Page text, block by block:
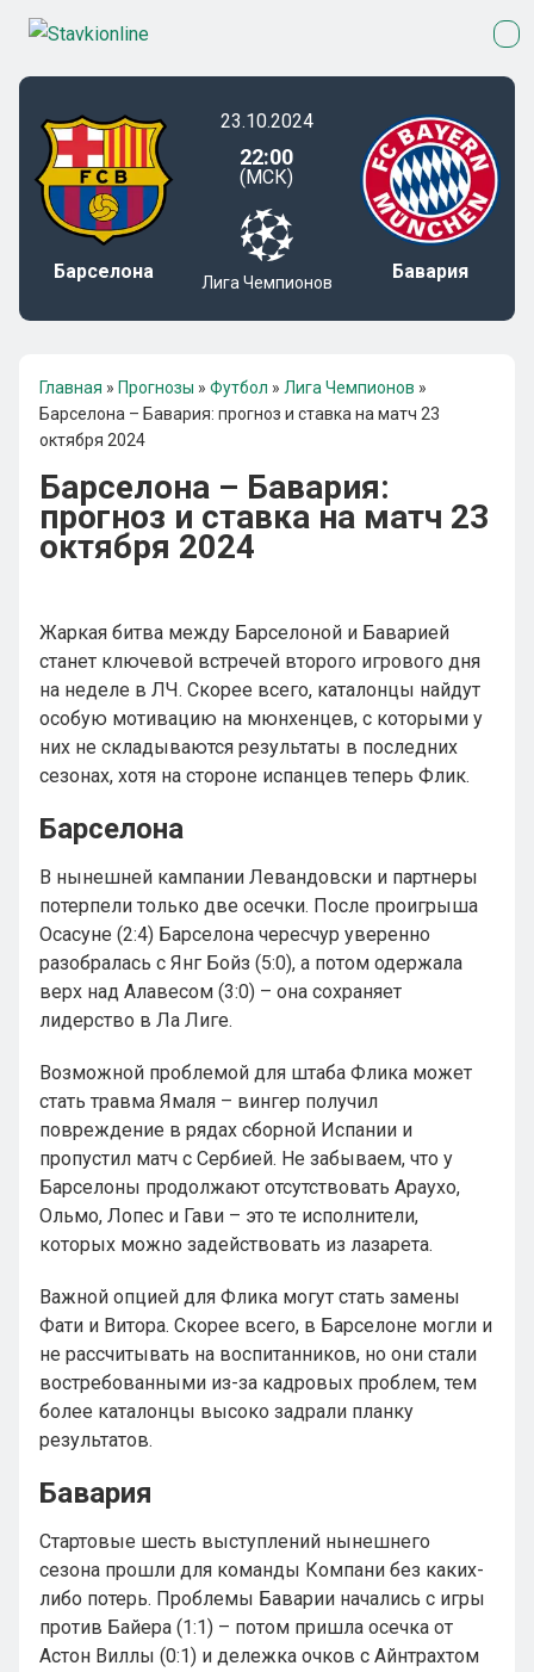
Барселона
23.10.2024
22:00
(МСК)
Лига Чемпионов Бавария
Главная » Прогнозы » Футбол » Лига Чемпионов »
Барселона – Бавария: прогноз и ставка на матч 23
октября 2024
Барселона – Бавария:
прогноз и ставка на матч 23
октября 2024
Жаркая битва между Барселоной и Баварией
станет ключевой встречей второго игрового дня
на неделе в ЛЧ. Скорее всего, каталонцы найдут
особую мотивацию на мюнхенцев, с которыми у
них не складываются результаты в последних
сезонах, хотя на стороне испанцев теперь Флик.
Барселона
В нынешней кампании Левандовски и партнеры
потерпели только две осечки. После проигрыша
Осасуне (2:4) Барселона чересчур уверенно
разобралась с Янг Бойз (5:0), а потом одержала
верх над Алавесом (3:0) – она сохраняет
лидерство в Ла Лиге.
Возможной проблемой для штаба Флика может
стать травма Ямаля – вингер получил
повреждение в рядах сборной Испании и
пропустил матч с Сербией. Не забываем, что у
Барселоны продолжают отсутствовать Араухо,
Ольмо, Лопес и Гави – это те исполнители,
которых можно задействовать из лазарета.
Важной опцией для Флика могут стать замены
Фати и Витора. Скорее всего, в Барселоне могли и
не рассчитывать на воспитанников, но они стали
востребованными из-за кадровых проблем, тем
более каталонцы высоко задрали планку
результатов.
Бавария
Стартовые шесть выступлений нынешнего
сезона прошли для команды Компани без каких-
либо потерь. Проблемы Баварии начались с игры
против Байера (1:1) – потом пришла осечка от
Астон Виллы (0:1) и дележка очков с Айнтрахтом